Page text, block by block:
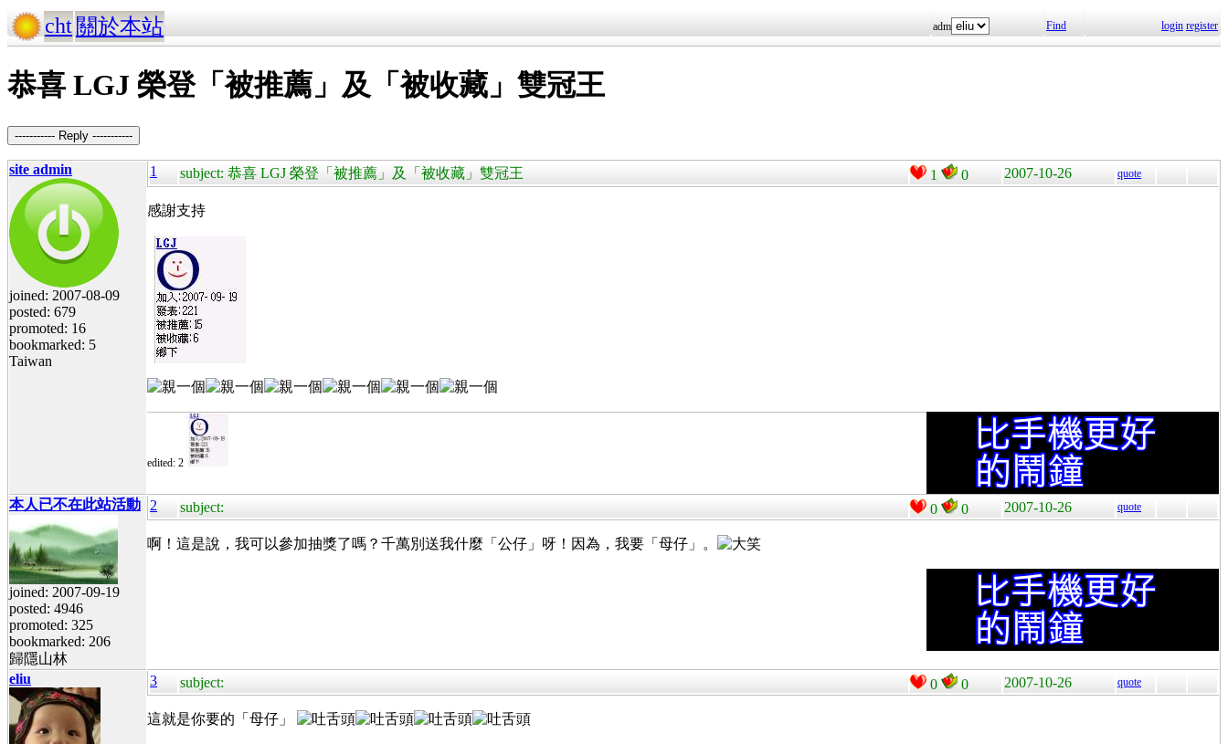
cht 關於本站 adm Find login register
恭喜 LGJ 榮登「被推薦」及「被收藏」雙冠王
----------- Reply -----------
site admin
joined: 2007-08-09
posted: 679
promoted: 16
bookmarked: 5
Taiwan
1 subject: 恭喜 LGJ 榮登「被推薦」及「被收藏」雙冠王 1 0 2007-10-26 quote
感謝支持
edited: 2
本人已不在此站活動
joined: 2007-09-19
posted: 4946
promoted: 325
bookmarked: 206
歸隱山林
2 subject: 0 0 2007-10-26 quote
啊！這是說，我可以參加抽獎了嗎？千萬別送我什麼「公仔」呀！因為，我要「母仔」。
eliu 3 subject: 0 0 2007-10-26 quote
這就是你要的「母仔」